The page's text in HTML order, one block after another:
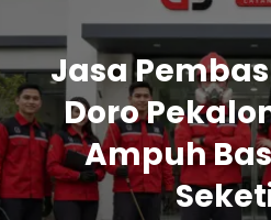
Jasa
Doro
Ampuh